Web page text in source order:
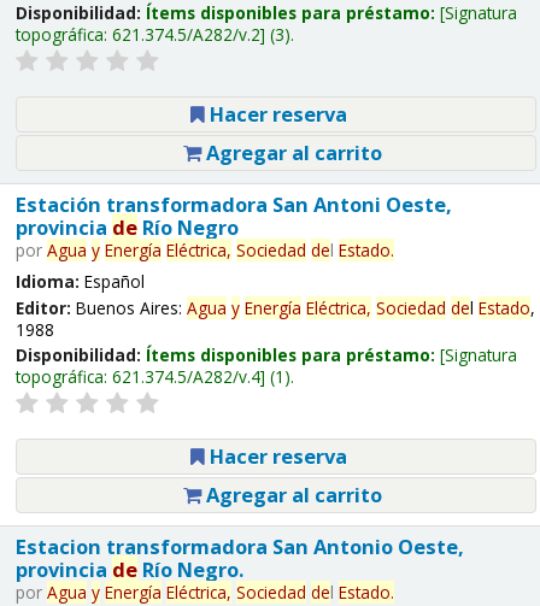
Disponibilidad: Ítems disponibles para préstamo: Signatura
topográfica: 621.374.5/A282/v.2 (3).
Hacer reserva
Agregar al carrito
Estación transformadora San Antoni Oeste,
provincia deRío Negro
por Agua y Energía Eléctrica, Sociedad del Estado.
Idioma: Español
Editor: Buenos Aires: Agua y Energía Eléctrica, Sociedad del Estado,
1988
Disponibilidad: Ítems disponibles para préstamo: Signatura
topográfica: 621.374.5/A282/v.4 (1).
Hacer reserva
Agregar al carrito
Estacion transformadora San Antonio Oeste,
provincia deRío Negro.
por Agua y Energía Eléctrica, Sociedad del Estado.